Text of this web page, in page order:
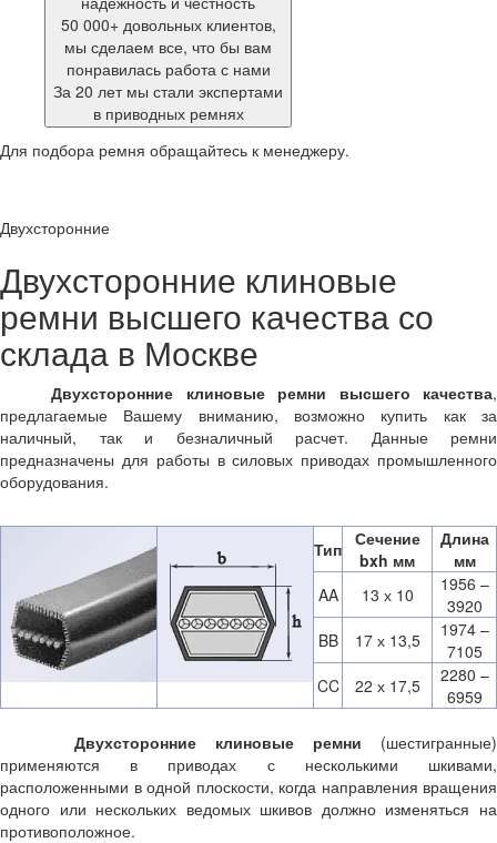
50 000+ довольных клиентов,
мы сделаем все, что бы вам
понравилась работа с нами
За 20 лет мы стали экспертами
в приводных ремнях
Для подбора ремня обращайтесь к менеджеру.
Двухсторонние
Двухсторонние клиновые
ремни высшего качества со
склада в Москве
Двухсторонние клиновые ремни высшего качества,
предлагаемые Вашему вниманию, возможно купить как за
наличный, так и безналичный расчет. Данные ремни
предназначены для работы в силовых приводах промышленного
оборудования.
Тип Сечение
bxh мм
Длина
мм
AA
13 х 10
1956 –
3920
BB
17 х 13,5
1974 –
7105
CC
22 х 17,5
2280 –
6959
Двухсторонние клиновые ремни (шестигранные)
применяются в приводах с несколькими шкивами,
расположенными в одной плоскости, когда направления вращения
одного или нескольких ведомых шкивов должно изменяться на
противоположное.